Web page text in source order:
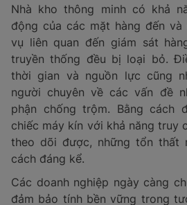
Nhà kho thông minh có khả
động của các mặt hàng đến
vụ liên quan đến giám sát
truyền thống đều bị loại bỏ.
thời gian và nguồn lực cũng
người chuyên về các vấn đề
phận chống trộm. Bằng cách
chiếc máy kín với khả năng truy
theo dõi được, những tổn thất
cách đáng kể.
Các doanh nghiệp ngày càng
đảm bảo tính bền vững trong